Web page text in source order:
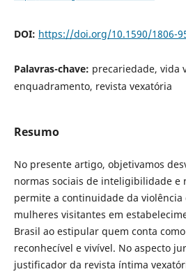
DOI: https://doi.org/10.1590/1806-
Palavras-chave: precariedade, vida
enquadramento, revista vexatória
Resumo
No presente artigo, objetivamos
normas sociais de inteligibilidade e
permite a continuidade da violência
mulheres visitantes em
Brasil ao estipular quem conta
reconhecível e vivível. No aspecto
justificador da revista íntima